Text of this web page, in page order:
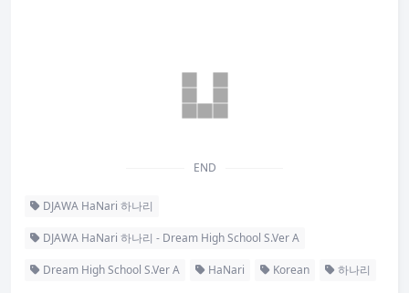
END
DJAWA HaNari 하나리
DJAWA HaNari 하나리 - Dream High School S.Ver A
Dream High School S.Ver A HaNari Korean 하나리